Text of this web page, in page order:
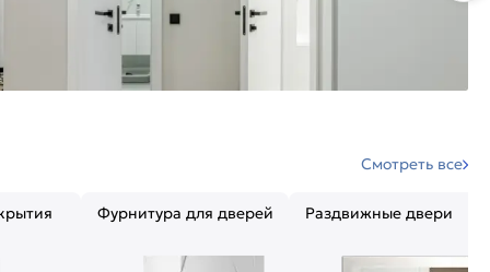
Смотреть все
Фурнитура для дверей Раздвижные двери